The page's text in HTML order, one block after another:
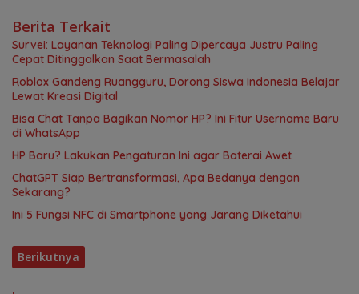
Berita Terkait
Survei: Layanan Teknologi Paling Dipercaya Justru Paling
Cepat Ditinggalkan Saat Bermasalah
Roblox Gandeng Ruangguru, Dorong Siswa Indonesia Belajar
Lewat Kreasi Digital
Bisa Chat Tanpa Bagikan Nomor HP? Ini Fitur Username Baru
di WhatsApp
HP Baru? Lakukan Pengaturan Ini agar Baterai Awet
ChatGPT Siap Bertransformasi, Apa Bedanya dengan
Sekarang?
Ini 5 Fungsi NFC di Smartphone yang Jarang Diketahui
Berikutnya